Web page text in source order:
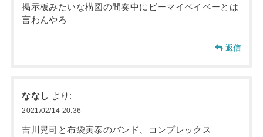
掲示板みたいな構図の間奏中にビーマイベイベーとは
言わんやろ
返信
ななし より:
2021/02/14 20:36
吉川晃司と布袋寅泰のバンド、コンプレックス